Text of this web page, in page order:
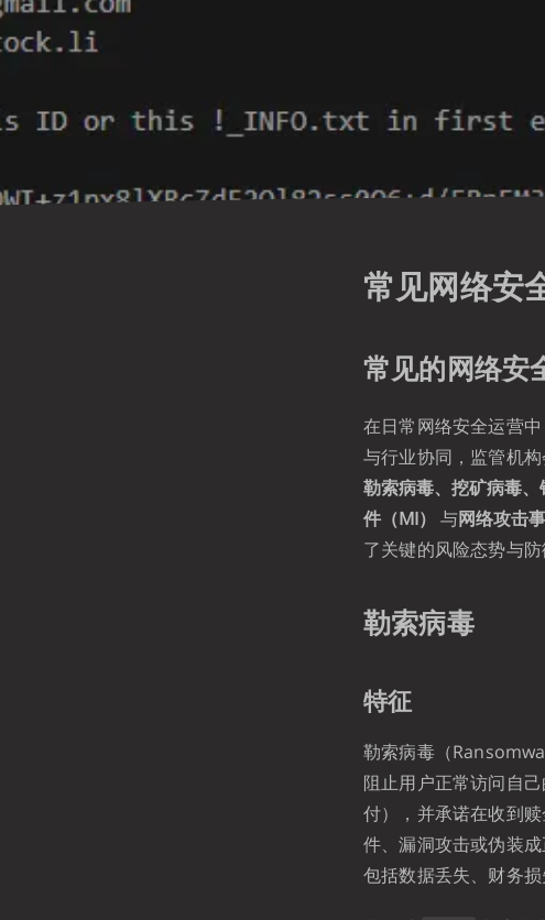
常见网络安
常见的网络安
在日常网络安全运营
与行业协同，监管机
勒索病毒、挖矿病毒
件（MI） 与网络攻击
了关键的风险态势与防
勒索病毒
特征
勒索病毒（
阻止用户正常访问自
付），并承诺在收到
件、漏洞攻击或伪装
包括数据丢失、财务损